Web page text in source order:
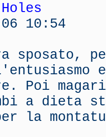
10:54
sposato,
Poi
a dieta
la